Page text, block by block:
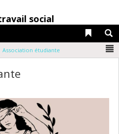
social
Liens
Association étudiante